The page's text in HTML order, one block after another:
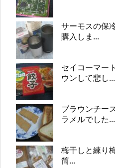
サーモスの保
購入しま...
セイコーマー
ウンして悲し...
ブラウンチー
ラメルでした...
梅干しと練り
筒...